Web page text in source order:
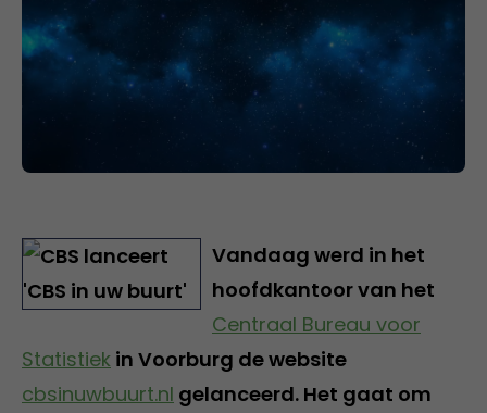
Vandaag werd in het
hoofdkantoor van het
Centraal Bureau voor
Statistiek in Voorburg de website
cbsinuwbuurt.nl gelanceerd. Het gaat om